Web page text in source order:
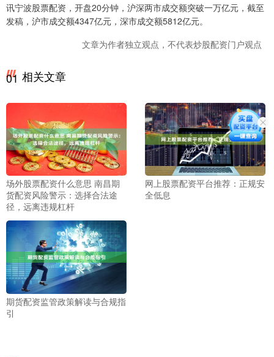
讯宁波股票配资，开盘20分钟，沪深两市成交额突破一万亿元，截至
发稿，沪市成交额4347亿元，深市成交额5812亿元。
文章为作者独立观点，不代表炒股配资门户观点
01 相关文章
场外股票配资什么意思 南昌期
货配资风险警示：选择合法途
径，远离违规杠杆
网上股票配资平台推荐：正规安
全低息
期货配资监管政策解读与合规指
引